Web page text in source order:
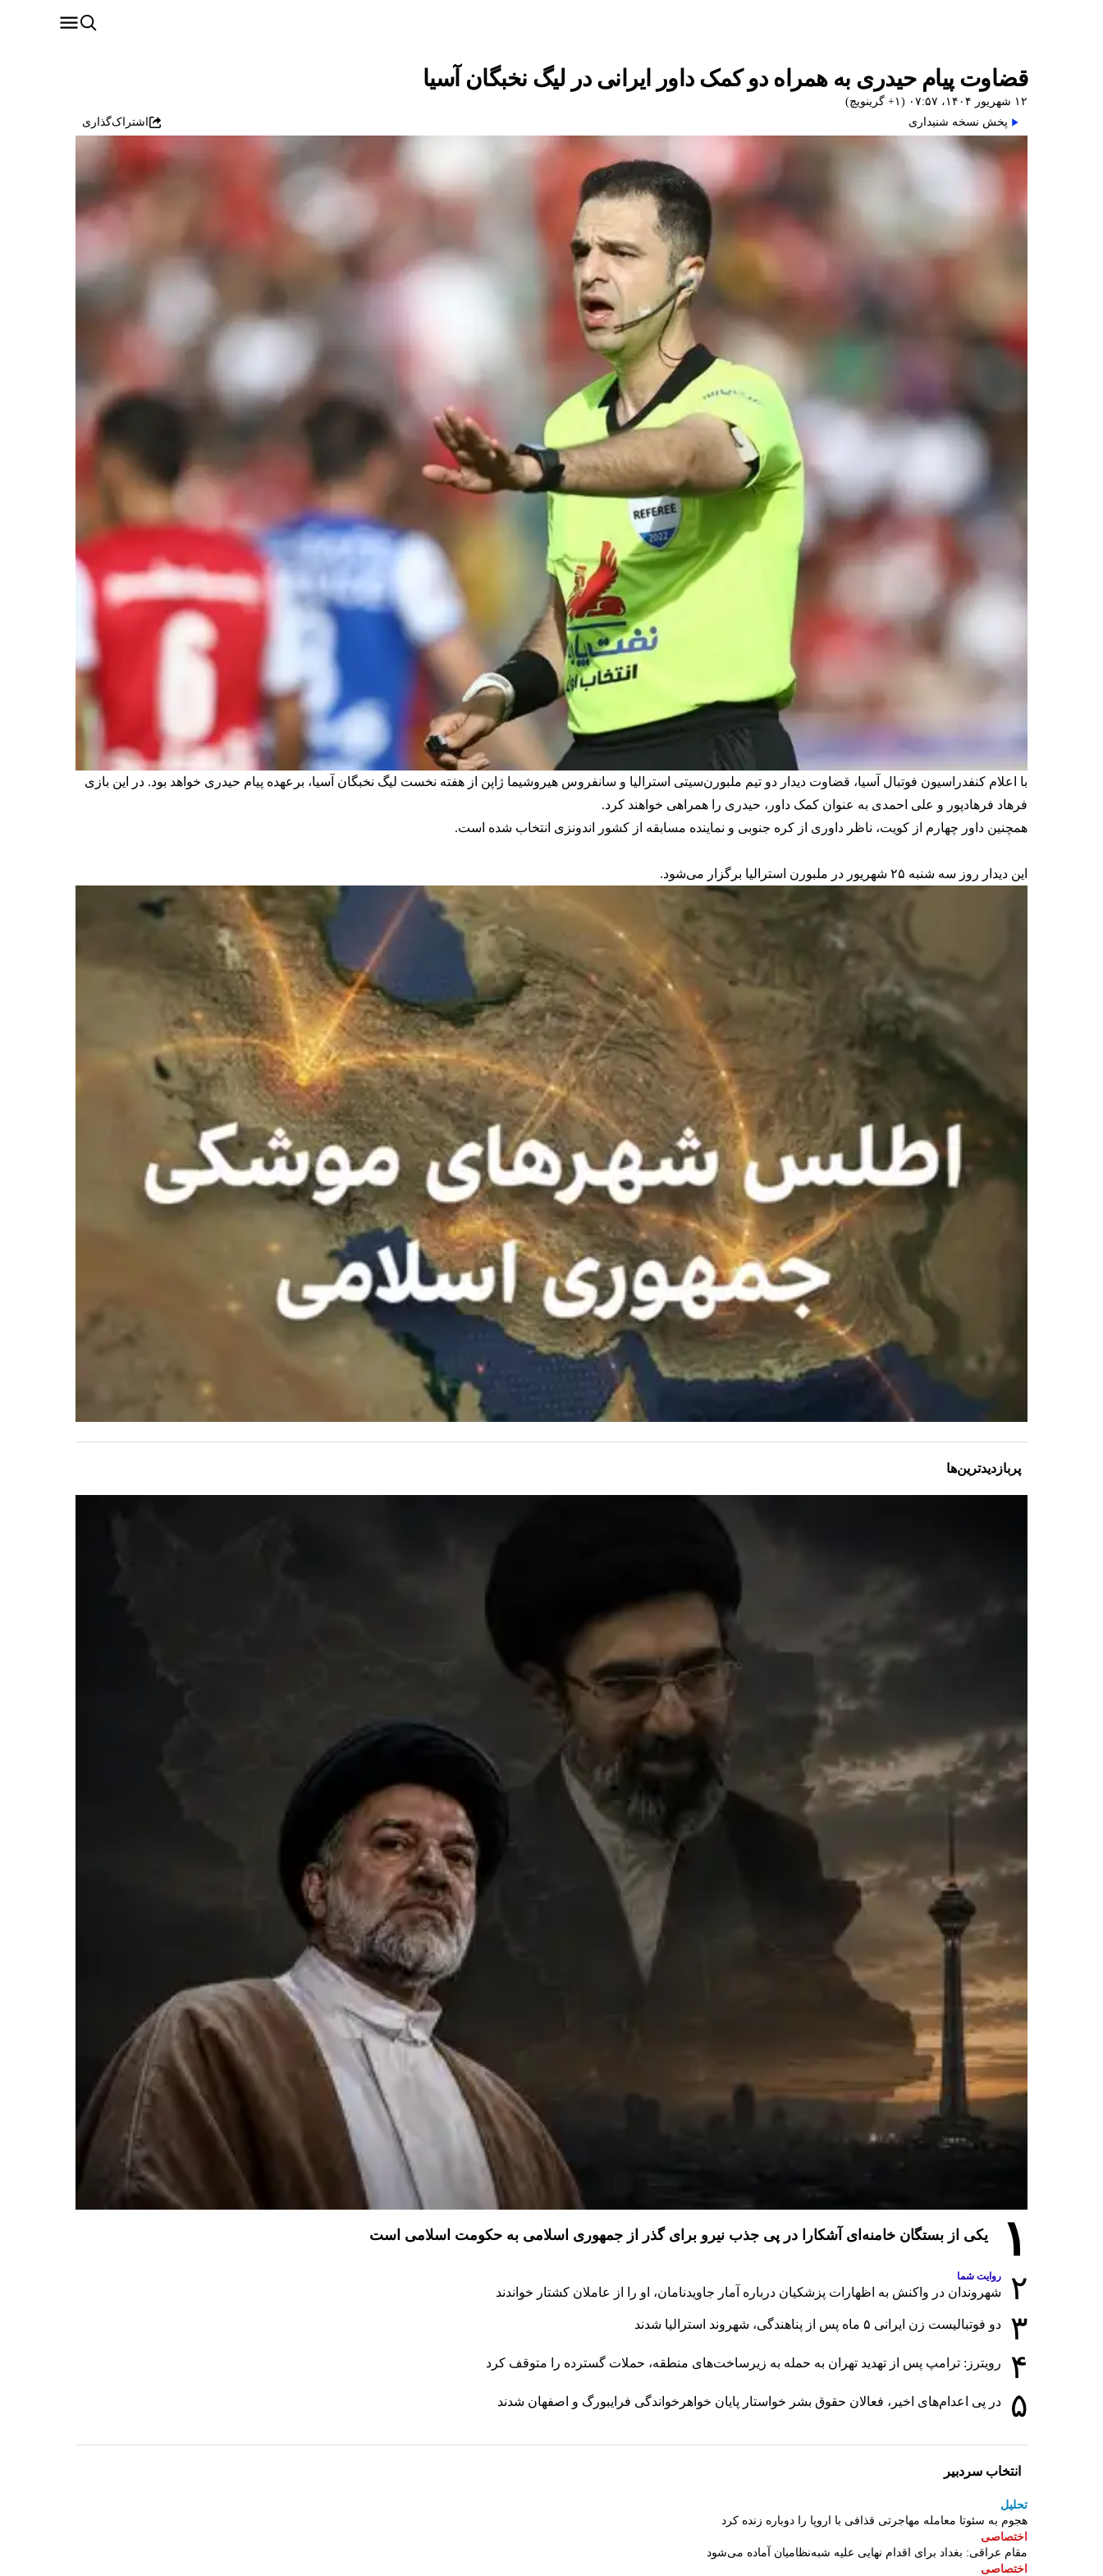
قضاوت پیام حیدری به همراه دو کمک داور ایرانی در لیگ نخبگان آسیا
۱۲ شهریور ۱۴۰۴، ۰۷:۵۷ (‎+۱ گرینویچ)
پخش نسخه شنیداری
اشتراک‌گذاری
با اعلام کنفدراسیون فوتبال آسیا، قضاوت دیدار دو تیم ملبورن‌سیتی استرالیا و سانفروس هیروشیما ژاپن از هفته نخست لیگ نخبگان آسیا، برعهده پیام حیدری خواهد بود. در این بازی
فرهاد فرهادپور و علی احمدی به عنوان کمک داور، حیدری را همراهی خواهند کرد.
همچنین داور چهارم از کویت، ناظر داوری از کره جنوبی و نماینده مسابقه از کشور اندونزی انتخاب شده است.
این دیدار روز سه شنبه ۲۵ شهریور در ملبورن استرالیا برگزار می‌شود.
پربازدیدترین‌ها
۱ یکی از بستگان خامنه‌ای آشکارا در پی جذب نیرو برای گذر از جمهوری اسلامی به حکومت اسلامی است
۲ روایت شما
شهروندان در واکنش به اظهارات پزشکیان درباره آمار جاویدنامان، او را از عاملان کشتار خواندند
۳ دو فوتبالیست زن ایرانی ۵ ماه پس از پناهندگی، شهروند استرالیا شدند
۴ رویترز: ترامپ پس از تهدید تهران به حمله به زیرساخت‌های منطقه، حملات گسترده را متوقف کرد
۵ در پی اعدام‌های اخیر، فعالان حقوق بشر خواستار پایان خواهرخواندگی فرایبورگ و اصفهان شدند
انتخاب سردبیر
تحلیل
هجوم به سئوتا معامله مهاجرتی قذافی با اروپا را دوباره زنده کرد
اختصاصی
مقام عراقی: بغداد برای اقدام نهایی علیه شبه‌نظامیان آماده می‌شود
اختصاصی